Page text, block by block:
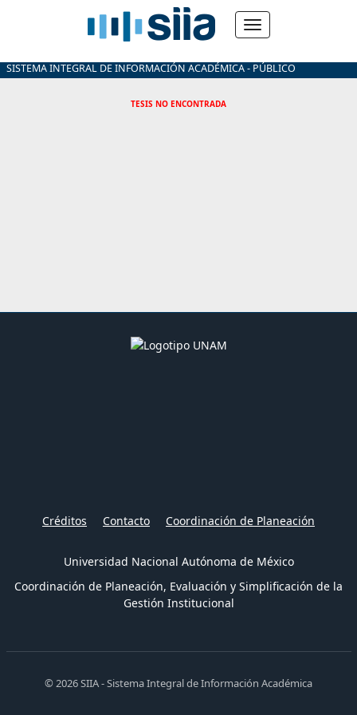
SISTEMA INTEGRAL DE INFORMACIÓN ACADÉMICA - PÚBLICO
TESIS NO ENCONTRADA
Créditos Contacto Coordinación de Planeación
Universidad Nacional Autónoma de México
Coordinación de Planeación, Evaluación y Simplificación de la
Gestión Institucional
© 2026 SIIA - Sistema Integral de Información Académica